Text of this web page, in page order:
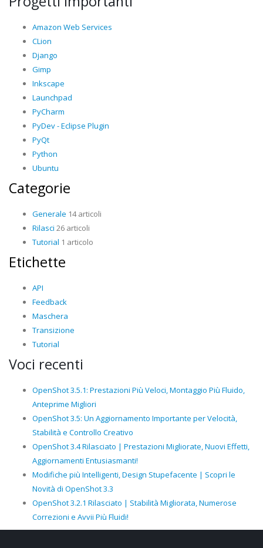
Amazon Web Services
CLion
Django
Gimp
Inkscape
Launchpad
PyCharm
PyDev - Eclipse Plugin
PyQt
Python
Ubuntu
Categorie
Generale 14 articoli
Rilasci 26 articoli
Tutorial 1 articolo
Etichette
API
Feedback
Maschera
Transizione
Tutorial
Voci recenti
OpenShot 3.5.1: Prestazioni Più Veloci, Montaggio Più Fluido,
Anteprime Migliori
OpenShot 3.5: Un Aggiornamento Importante per Velocità,
Stabilità e Controllo Creativo
OpenShot 3.4 Rilasciato | Prestazioni Migliorate, Nuovi Effetti,
Aggiornamenti Entusiasmanti!
Modifiche più Intelligenti, Design Stupefacente | Scopri le
Novità di OpenShot 3.3
OpenShot 3.2.1 Rilasciato | Stabilità Migliorata, Numerose
Correzioni e Avvii Più Fluidi!